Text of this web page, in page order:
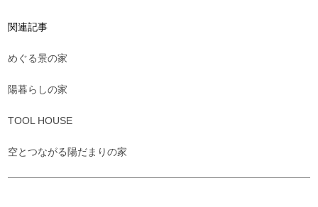
関連記事
めぐる景の家
陽暮らしの家
TOOL HOUSE
空とつながる陽だまりの家